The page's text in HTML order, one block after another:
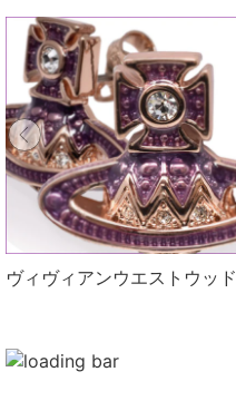
ヴィヴィアンウエストウッド